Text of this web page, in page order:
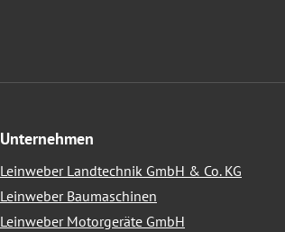
Unternehmen
Leinweber Landtechnik GmbH & Co. KG
Leinweber Baumaschinen
Leinweber Motorgeräte GmbH